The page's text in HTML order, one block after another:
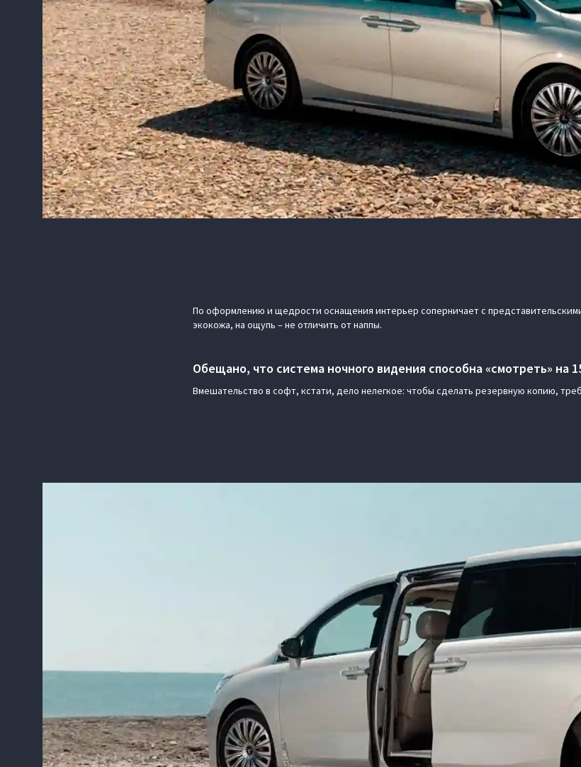
По оформлению и щедрости оснащения интерьер соперничает с
экокожа, на ощупь – не отличить от наппы.
Обещано, что система ночного видения способна «смотреть» на
Вмешательство в софт, кстати, дело нелегкое: чтобы сделать резервную копию,